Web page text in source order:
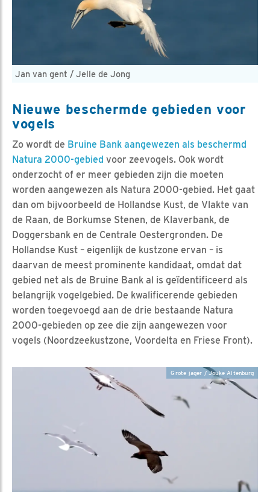
Jan van gent / Jelle de Jong
Nieuwe beschermde gebieden voor
vogels
Zo wordt de Bruine Bank aangewezen als beschermd
Natura 2000-gebied voor zeevogels. Ook wordt
onderzocht of er meer gebieden zijn die moeten
worden aangewezen als Natura 2000-gebied. Het gaat
dan om bijvoorbeeld de Hollandse Kust, de Vlakte van
de Raan, de Borkumse Stenen, de Klaverbank, de
Doggersbank en de Centrale Oestergronden. De
Hollandse Kust – eigenlijk de kustzone ervan – is
daarvan de meest prominente kandidaat, omdat dat
gebied net als de Bruine Bank al is geïdentificeerd als
belangrijk vogelgebied. De kwalificerende gebieden
worden toegevoegd aan de drie bestaande Natura
2000-gebieden op zee die zijn aangewezen voor
vogels (Noordzeekustzone, Voordelta en Friese Front).
Grote jager / Jouke Altenburg